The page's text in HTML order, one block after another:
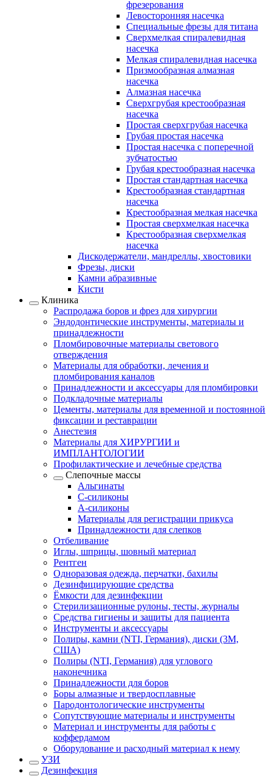
фрезерования
Левосторонняя насечка
Специальные фрезы для титана
Сверхмелкая спиралевидная
насечка
Мелкая спиралевидная насечка
Призмообразная алмазная
насечка
Алмазная насечка
Сверхгрубая крестообразная
насечка
Простая сверхгрубая насечка
Грубая простая насечка
Простая насечка с поперечной
зубчатостью
Грубая крестообразная насечка
Простая стандартная насечка
Крестообразная стандартная
насечка
Крестообразная мелкая насечка
Простая сверхмелкая насечка
Крестообразная сверхмелкая
насечка
Дискодержатели, мандреллы, хвостовики
Фрезы, диски
Камни абразивные
Кисти
Клиника
Распродажа боров и фрез для хирургии
Эндодонтические инструменты, материалы и
принадлежности
Пломбировочные материалы светового
отверждения
Материалы для обработки, лечения и
пломбирования каналов
Принадлежности и аксессуары для пломбировки
Подкладочные материалы
Цементы, материалы для временной и постоянной
фиксации и реставрации
Анестезия
Материалы для ХИРУРГИИ и
ИМПЛАНТОЛОГИИ
Профилактические и лечебные средства
Слепочные массы
Альгинаты
С-силиконы
А-силиконы
Материалы для регистрации прикуса
Принадлежности для слепков
Отбеливание
Иглы, шприцы, шовный материал
Рентген
Одноразовая одежда, перчатки, бахилы
Дезинфицирующие средства
Ёмкости для дезинфекции
Стерилизационные рулоны, тесты, журналы
Средства гигиены и защиты для пациента
Инструменты и аксессуары
Полиры, камни (NTI, Германия), диски (3М,
США)
Полиры (NTI, Германия) для углового
наконечника
Принадлежности для боров
Боры алмазные и твердосплавные
Пародонтологические инструменты
Сопутствующие материалы и инструменты
Материал и инструменты для работы с
коффердамом
Оборудование и расходный материал к нему
УЗИ
Дезинфекция